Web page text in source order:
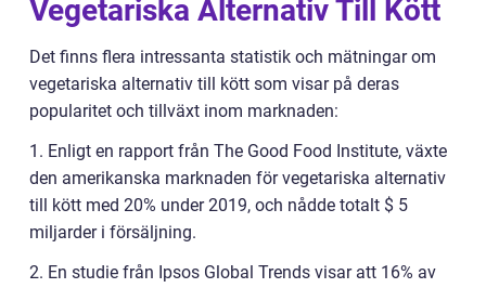
Vegetariska Alternativ Till Kött
Det finns flera intressanta statistik och mätningar om
vegetariska alternativ till kött som visar på deras
popularitet och tillväxt inom marknaden:
1. Enligt en rapport från The Good Food Institute, växte
den amerikanska marknaden för vegetariska alternativ
till kött med 20% under 2019, och nådde totalt $ 5
miljarder i försäljning.
2. En studie från Ipsos Global Trends visar att 16% av